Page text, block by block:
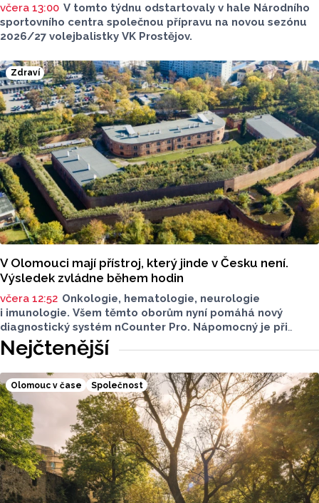
včera 13:00 V tomto týdnu odstartovaly v hale Národního
sportovního centra společnou přípravu na novou sezónu
2026/27 volejbalistky VK Prostějov.
Zdraví
V Olomouci mají přístroj, který jinde v Česku není.
Výsledek zvládne během hodin
včera 12:52 Onkologie, hematologie, neurologie
i imunologie. Všem těmto oborům nyní pomáhá nový
diagnostický systém nCounter Pro. Nápomocný je při
správném určení příčin obtíží i v přesném a včasném
nasazení účinné léčby.
Nejčtenější
Olomouc v čase Společnost